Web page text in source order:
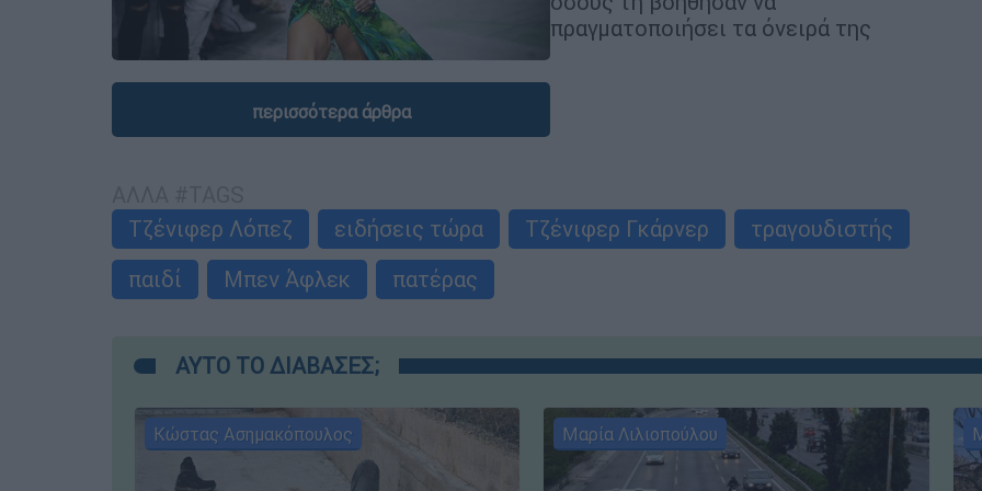
πραγματοποιήσει τα όνειρά της
περισσότερα άρθρα
Τζένιφερ Λόπεζ
ειδήσεις τώρα Τζένιφερ Γκάρνερ
τραγουδιστής
παιδί
Μπεν Άφλεκ πατέρας
ΑΥΤΟ ΤΟ ΔΙΑΒΑΣΕΣ;
Κώστας Ασημακόπουλος Μαρία Λιλιοπούλου